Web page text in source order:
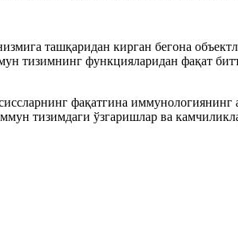
ташқаридан кирган бегона
тизимнинг функцияларидан фақат
фақатгина
тизимдаги ўзгаришлар ва